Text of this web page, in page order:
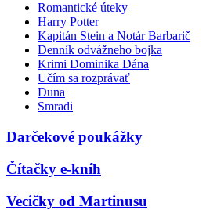
Romantické úteky
Harry Potter
Kapitán Stein a Notár Barbarič
Denník odvážneho bojka
Krimi Dominika Dána
Učím sa rozprávať
Duna
Smradi
Darčekové poukážky
Čítačky e-kníh
Vecičky od Martinusu